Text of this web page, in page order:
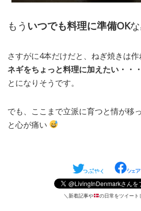
もう いつでも料理に準備OK
さすがに4本だけだと、ねぎ焼きは作
ネギをちょっと料理に加えたい・・
とになりそうです。
でも、ここまで立派に育つと情が移
と心が痛い
＼新着記事や の日常をツイート